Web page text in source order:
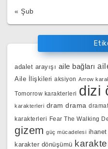
« Şub
adalet arayışı aile bağları
Aile İlişkileri aksiyon Arrow
Tomorrow karakterleri dizi
karakterleri dram drama
karakterleri Fear The Walking
gizem güç mücadelesi ihanet
karakter dönüşümü